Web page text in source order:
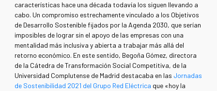
características hace una década todavía los siguen llevando a
cabo. Un compromiso estrechamente vinculado a los Objetivos
de Desarrollo Sostenible fijados por la Agenda 2030, que serían
imposibles de lograr sin el apoyo de las empresas con una
mentalidad más inclusiva y abierta a trabajar más allá del
retorno económico. En este sentido, Begoña Gómez, directora
de la Cátedra de Transformación Social Competitiva, de la
Universidad Complutense de Madrid destacaba en las Jornadas
de Sostenibilidad 2021 del Grupo Red Eléctrica que «hoy la